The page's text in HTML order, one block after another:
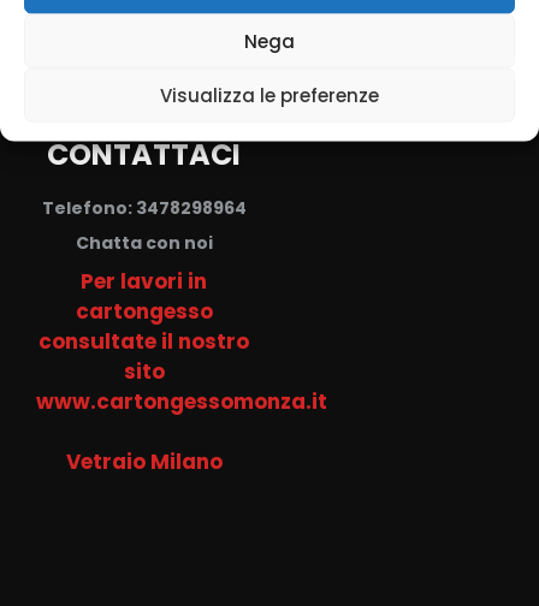
Nega
Visualizza le preferenze
Partner Imbianchino Monza
CONTATTACI
Telefono: 3478298964
Chatta con noi
Per lavori in
cartongesso
consultate il nostro
sito
www.cartongessomonza.it
Vetraio Milano